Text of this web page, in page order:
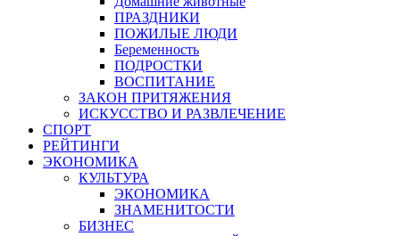
ПРАЗДНИКИ
ПОЖИЛЫЕ ЛЮДИ
Беременность
ПОДРОСТКИ
ВОСПИТАНИЕ
ЗАКОН ПРИТЯЖЕНИЯ
ИСКУССТВО И РАЗВЛЕЧЕНИЕ
СПОРТ
РЕЙТИНГИ
ЭКОНОМИКА
КУЛЬТУРА
ЭКОНОМИКА
ЗНАМЕНИТОСТИ
БИЗНЕС